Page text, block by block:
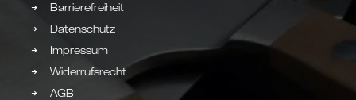
Barrierefreiheit
Datenschutz
Impressum
Widerrufsrecht
AGB